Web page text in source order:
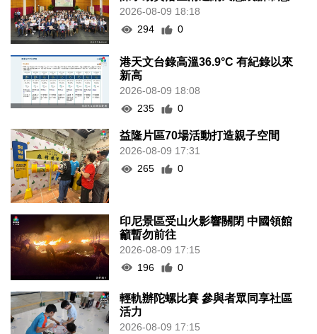
2026-08-09 18:18
294
0
港天文台錄高溫36.9°C 有紀錄以來
新高
2026-08-09 18:08
235
0
益隆片區70場活動打造親子空間
2026-08-09 17:31
265
0
印尼景區受山火影響關閉 中國領館
籲暫勿前往
2026-08-09 17:15
196
0
輕軌辦陀螺比賽 參與者眾同享社區
活力
2026-08-09 17:15